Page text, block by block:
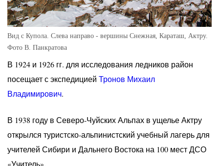
Вид с Купола. Слева направо - вершины Снежная, Караташ, Актру.
Фото В. Панкратова
В 1924 и 1926 гг. для исследования ледников район
посещает с экспедицией Тронов Михаил
Владимирович.
В 1938 году в Северо-Чуйских Альпах в ущелье Актру
открылся туристско-альпинистский учебный лагерь для
учителей Сибири и Дальнего Востока на 100 мест ДСО
«Учитель».